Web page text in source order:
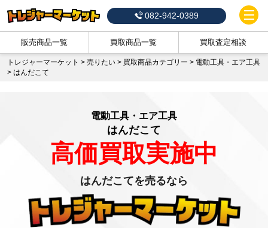
082-942-0389
販売商品一覧 買取商品一覧 買取査定相談
トレジャーマーケット > 売りたい > 買取商品カテゴリー > 電動工具・エア工具
> はんだこて
電動工具・エア工具
はんだこて
高価買取実施中
はんだこてを売るなら